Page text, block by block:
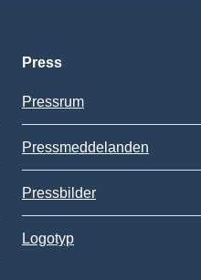
Press
Pressrum
Pressmeddelanden
Pressbilder
Logotyp